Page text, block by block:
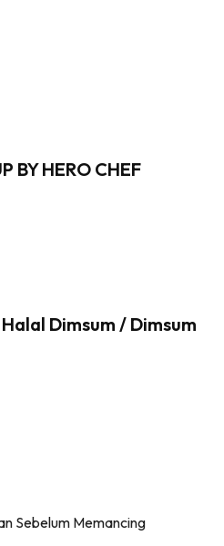
BY HERO CHEF
Dimsum / Dimsum